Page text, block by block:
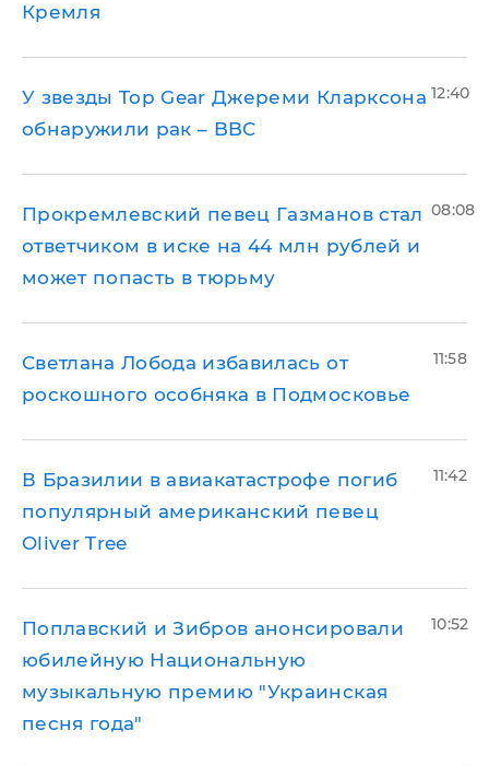
Кремля
У звезды Top Gear Джереми Кларксона
обнаружили рак – BBC
12:40
Прокремлевский певец Газманов стал
ответчиком в иске на 44 млн рублей и
может попасть в тюрьму
08:08
Светлана Лобода избавилась от
роскошного особняка в Подмосковье
11:58
В Бразилии в авиакатастрофе погиб
популярный американский певец
Oliver Tree
11:42
Поплавский и Зибров анонсировали
юбилейную Национальную
музыкальную премию "Украинская
песня года"
10:52